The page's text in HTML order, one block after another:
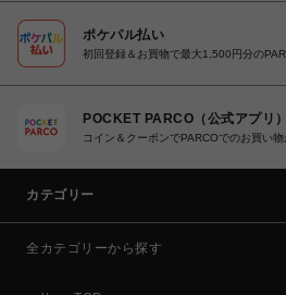
ポケパル払い
初回登録＆お買物で最大1,500円分の
POCKET PARCO（公式アプリ）
コイン＆クーポンでPARCOでのお買い
カテゴリー
全カテゴリーから探す